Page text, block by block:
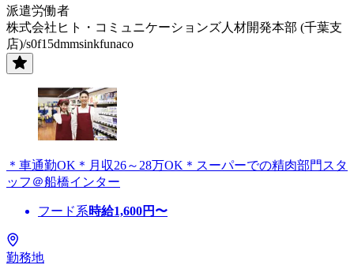
派遣労働者
株式会社ヒト・コミュニケーションズ人材開発本部 (千葉支
店)/s0f15dmmsinkfunaco
＊車通勤OK＊月収26～28万OK＊スーパーでの精肉部門スタ
ッフ＠船橋インター
フード系時給1,600円〜
勤務地